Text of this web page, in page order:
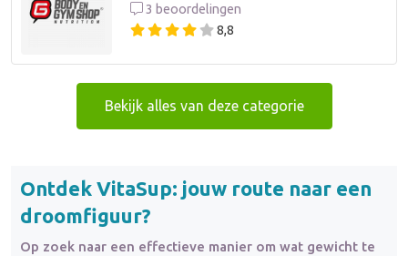
3 beoordelingen
8,8
Bekijk alles van deze categorie
Ontdek VitaSup: jouw route naar een
droomfiguur?
Op zoek naar een effectieve manier om wat gewicht te